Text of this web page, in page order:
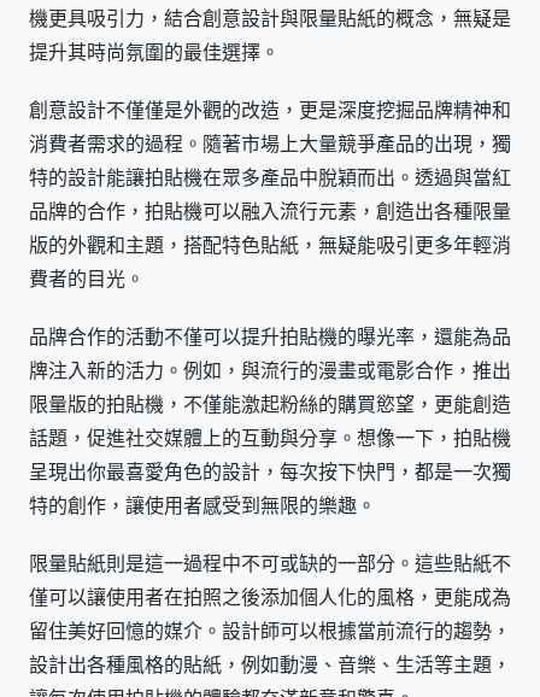
機更具吸引力，結合創意設計與限量貼紙的概念，無疑是
提升其時尚氛圍的最佳選擇。
創意設計不僅僅是外觀的改造，更是深度挖掘品牌精神和
消費者需求的過程。隨著市場上大量競爭產品的出現，獨
特的設計能讓拍貼機在眾多產品中脫穎而出。透過與當紅
品牌的合作，拍貼機可以融入流行元素，創造出各種限量
版的外觀和主題，搭配特色貼紙，無疑能吸引更多年輕消
費者的目光。
品牌合作的活動不僅可以提升拍貼機的曝光率，還能為品
牌注入新的活力。例如，與流行的漫畫或電影合作，推出
限量版的拍貼機，不僅能激起粉絲的購買慾望，更能創造
話題，促進社交媒體上的互動與分享。想像一下，拍貼機
呈現出你最喜愛角色的設計，每次按下快門，都是一次獨
特的創作，讓使用者感受到無限的樂趣。
限量貼紙則是這一過程中不可或缺的一部分。這些貼紙不
僅可以讓使用者在拍照之後添加個人化的風格，更能成為
留住美好回憶的媒介。設計師可以根據當前流行的趨勢，
設計出各種風格的貼紙，例如動漫、音樂、生活等主題，